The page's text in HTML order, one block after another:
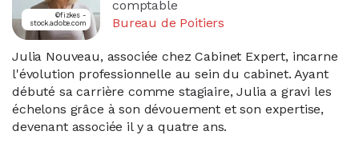
©fizkes -
stock.adobe.com
comptable
Bureau de Poitiers
Julia Nouveau, associée chez Cabinet Expert, incarne
l'évolution professionnelle au sein du cabinet. Ayant
débuté sa carrière comme stagiaire, Julia a gravi les
échelons grâce à son dévouement et son expertise,
devenant associée il y a quatre ans.